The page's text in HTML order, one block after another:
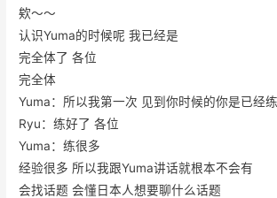
欸～～
认识Yuma的时候呢 我已经是
完全体了 各位
完全体
Yuma：所以我第一次 见到你时候的你是已经
Ryu：练好了 各位
Yuma：练很多
经验很多 所以我跟Yuma讲话就根本不会有
会找话题 会懂日本人想要聊什么话题